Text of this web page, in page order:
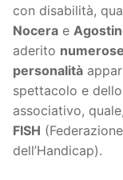
con disabilità,
Nocera e
aderito
personalità
spettacolo e
associativo,
FISH
dell’Handicap).